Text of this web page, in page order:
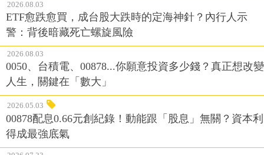
2026.08.03
ETF愈跌愈買，成台股大跌時的定海神針？內行人示
警：背後暗藏死亡螺旋風險
2026.08.03
0050、台積電、00878...你願意投資多少錢？真正想改變
人生，關鍵在「數大」
2026.05.03
00878配息0.66元創紀錄！動能跟「股息」無關？資本利
得成最強底氣